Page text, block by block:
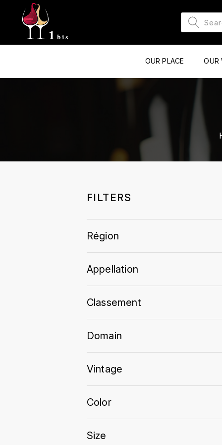
OUR PLACE OUR
FILTERS
Région
Appellation
Classement
Domain
Vintage
Color
Size